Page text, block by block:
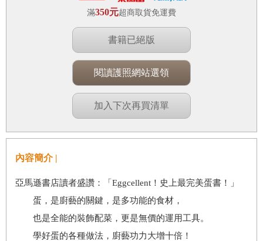
滿350元超商取貨免運費
書籍已絕版
閱讀護照網站選領
加入下次再買清單
內容簡介 |
亞馬遜書店讀者盛讚：「Eggcellent！史上最完美蛋書！」
蛋，是廚藝的關鍵，是多功能的食材，
也是全能的裝飾配菜，更是無價的運用工具。
學好蛋的各種做法，廚藝功力大增十倍！